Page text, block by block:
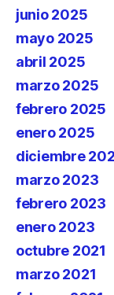
junio 2025
mayo 2025
abril 2025
marzo 2025
febrero 2025
enero 2025
diciembre
marzo 2023
febrero 2023
enero 2023
octubre 2021
marzo 2021